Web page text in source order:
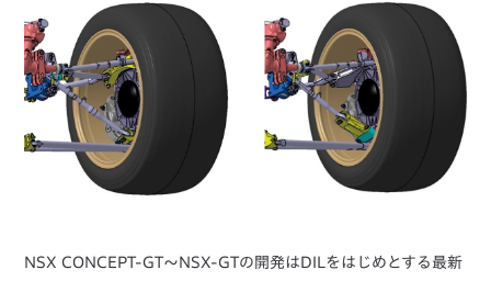
NSX CONCEPT-GT〜NSX-GTの開発はDILをはじめとする最新